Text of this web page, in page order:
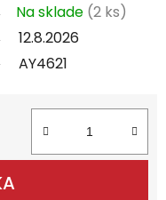
Na sklade (2 ks)
12.8.2026
AY4621